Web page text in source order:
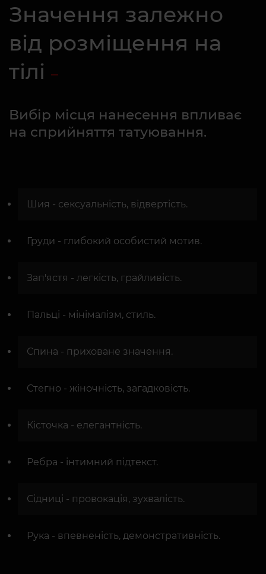
Значення залежно
від розміщення на
тілі
Вибір місця нанесення впливає
на сприйняття татуювання.
Шия - сексуальність, відвертість.
Груди - глибокий особистий мотив.
Зап'ястя - легкість, грайливість.
Пальці - мінімалізм, стиль.
Спина - приховане значення.
Стегно - жіночність, загадковість.
Кісточка - елегантність.
Ребра - інтимний підтекст.
Сідниці - провокація, зухвалість.
Рука - впевненість, демонстративність.